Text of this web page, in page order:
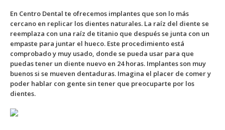
En Centro Dental te ofrecemos implantes que son lo más
cercano en replicar los dientes naturales. La raíz del diente se
reemplaza con una raíz de titanio que después se junta con un
empaste para juntar el hueco. Este procedimiento está
comprobado y muy usado, donde se pueda usar para que
puedas tener un diente nuevo en 24 horas. Implantes son muy
buenos si se mueven dentaduras. Imagina el placer de comer y
poder hablar con gente sin tener que preocuparte por los
dientes.